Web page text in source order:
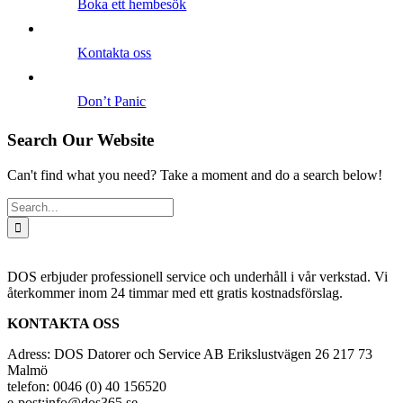
Boka ett hembesök
Kontakta oss
Don’t Panic
Search Our Website
Can't find what you need? Take a moment and do a search below!
Search
for:
DOS erbjuder professionell service och underhåll i vår verkstad. Vi
återkommer inom 24 timmar med ett gratis kostnadsförslag.
KONTAKTA OSS
Adress: DOS Datorer och Service AB Erikslustvägen 26 217 73
Malmö
telefon: 0046 (0) 40 156520